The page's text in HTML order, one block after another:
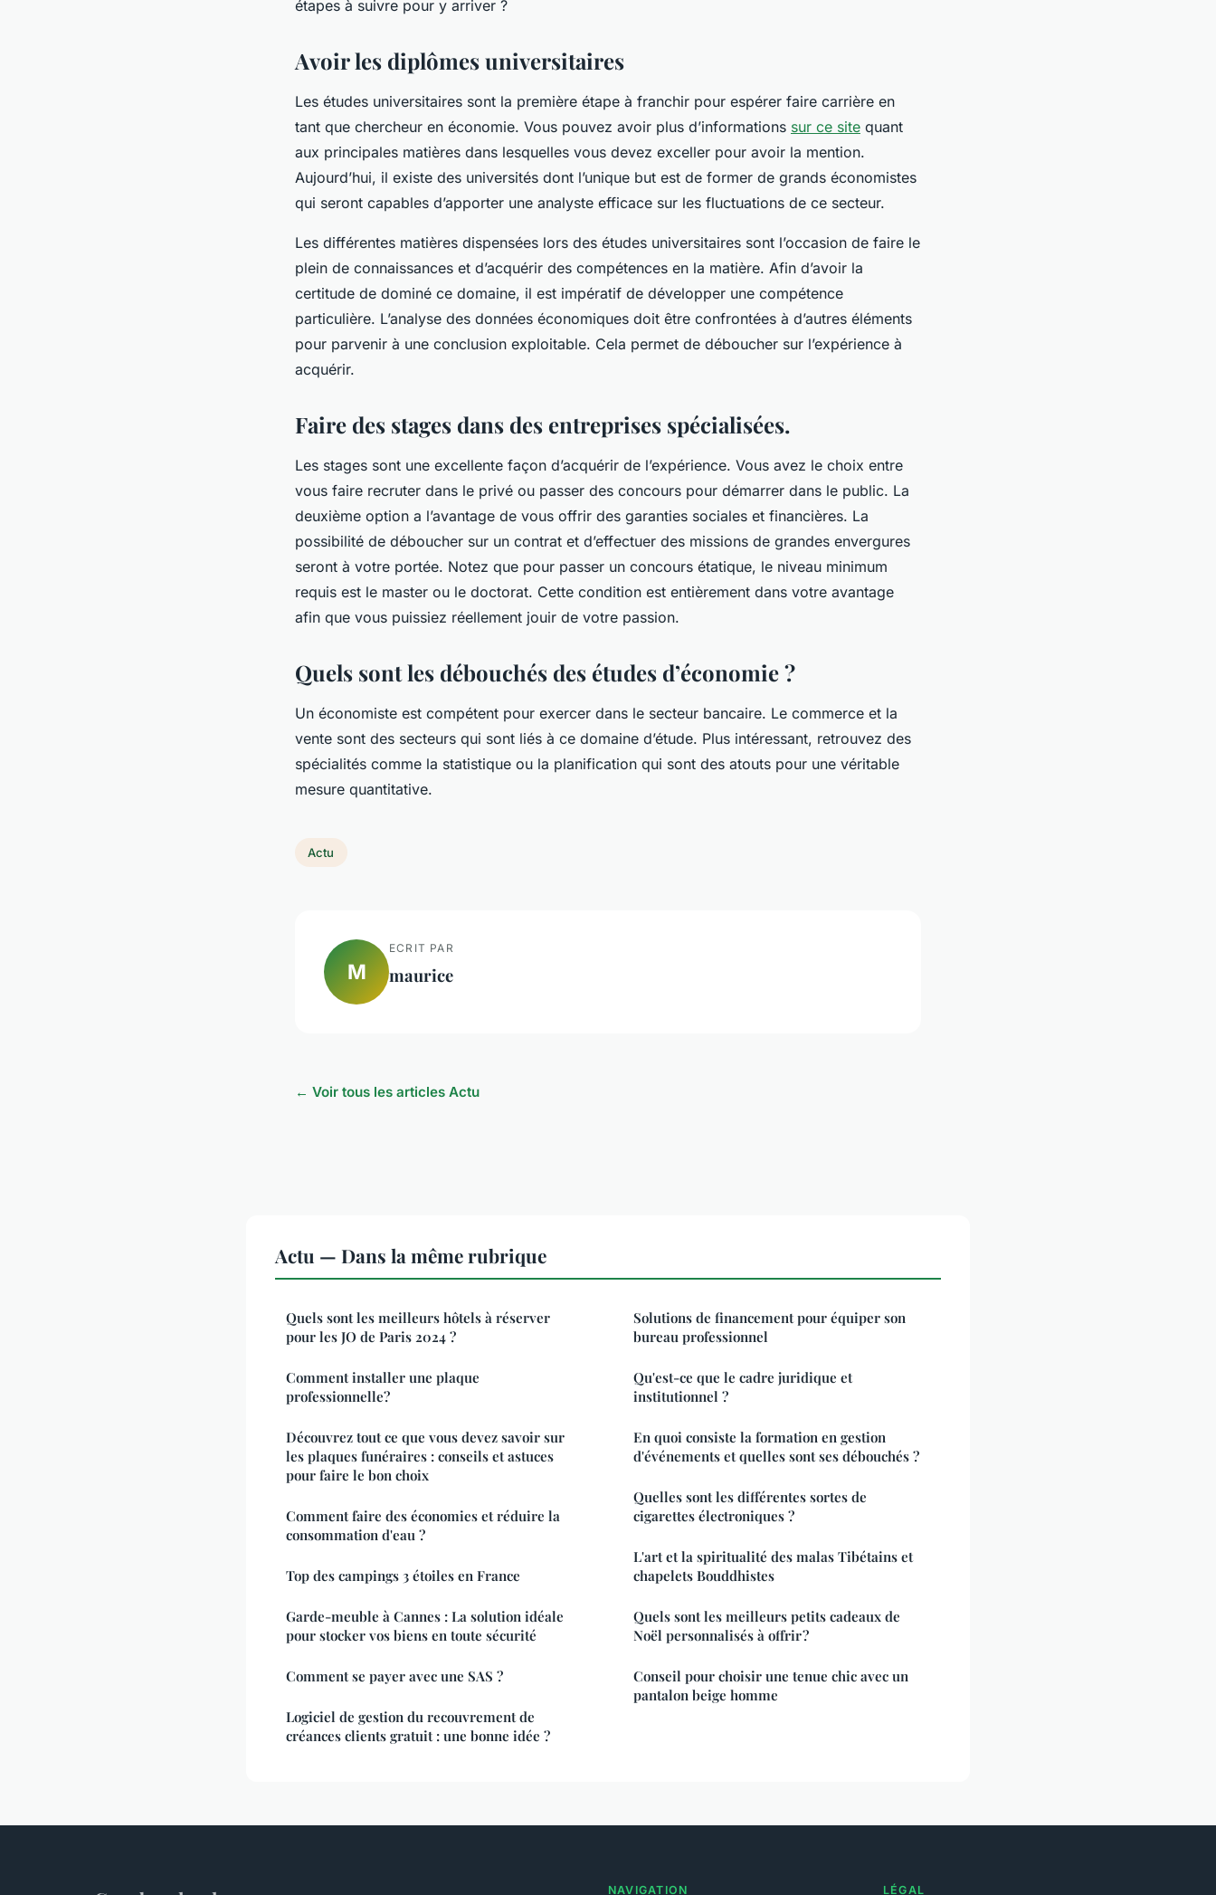
étapes à suivre pour y arriver ?
Avoir les diplômes universitaires
Les études universitaires sont la première étape à franchir pour espérer faire carrière en
tant que chercheur en économie. Vous pouvez avoir plus d’informations sur ce site quant
aux principales matières dans lesquelles vous devez exceller pour avoir la mention.
Aujourd’hui, il existe des universités dont l’unique but est de former de grands économistes
qui seront capables d’apporter une analyste efficace sur les fluctuations de ce secteur.
Les différentes matières dispensées lors des études universitaires sont l’occasion de faire le
plein de connaissances et d’acquérir des compétences en la matière. Afin d’avoir la
certitude de dominé ce domaine, il est impératif de développer une compétence
particulière. L’analyse des données économiques doit être confrontées à d’autres éléments
pour parvenir à une conclusion exploitable. Cela permet de déboucher sur l’expérience à
acquérir.
Faire des stages dans des entreprises spécialisées.
Les stages sont une excellente façon d’acquérir de l’expérience. Vous avez le choix entre
vous faire recruter dans le privé ou passer des concours pour démarrer dans le public. La
deuxième option a l’avantage de vous offrir des garanties sociales et financières. La
possibilité de déboucher sur un contrat et d’effectuer des missions de grandes envergures
seront à votre portée. Notez que pour passer un concours étatique, le niveau minimum
requis est le master ou le doctorat. Cette condition est entièrement dans votre avantage
afin que vous puissiez réellement jouir de votre passion.
Quels sont les débouchés des études d’économie ?
Un économiste est compétent pour exercer dans le secteur bancaire. Le commerce et la
vente sont des secteurs qui sont liés à ce domaine d’étude. Plus intéressant, retrouvez des
spécialités comme la statistique ou la planification qui sont des atouts pour une véritable
mesure quantitative.
Actu
M
ECRIT PAR
maurice
← Voir tous les articles Actu
Actu — Dans la même rubrique
Quels sont les meilleurs hôtels à réserver
pour les JO de Paris 2024 ?
Comment installer une plaque
professionnelle?
Découvrez tout ce que vous devez savoir sur
les plaques funéraires : conseils et astuces
pour faire le bon choix
Comment faire des économies et réduire la
consommation d'eau ?
Top des campings 3 étoiles en France
Garde-meuble à Cannes : La solution idéale
pour stocker vos biens en toute sécurité
Comment se payer avec une SAS ?
Logiciel de gestion du recouvrement de
créances clients gratuit : une bonne idée ?
Solutions de financement pour équiper son
bureau professionnel
Qu'est-ce que le cadre juridique et
institutionnel ?
En quoi consiste la formation en gestion
d'événements et quelles sont ses débouchés ?
Quelles sont les différentes sortes de
cigarettes électroniques ?
L'art et la spiritualité des malas Tibétains et
chapelets Bouddhistes
Quels sont les meilleurs petits cadeaux de
Noël personnalisés à offrir ?
Conseil pour choisir une tenue chic avec un
pantalon beige homme
NAVIGATION LÉGAL